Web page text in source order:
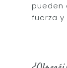
pueden
fuerza y